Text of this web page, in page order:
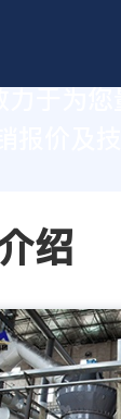
价及技
绍